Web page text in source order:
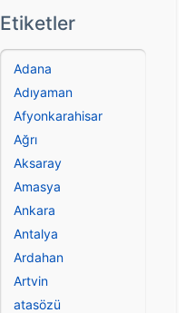
Etiketler
Adana
Adıyaman
Afyonkarahisar
Ağrı
Aksaray
Amasya
Ankara
Antalya
Ardahan
Artvin
atasözü